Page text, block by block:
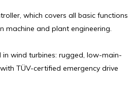
which covers all basic functions
machine and plant engineering.
wind turbines: rugged, low-main­
TÜV-certified emergency drive